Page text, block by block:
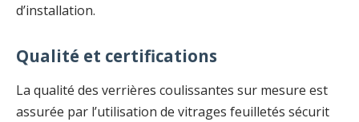
d’installation.
Qualité et certifications
La qualité des verrières coulissantes sur mesure est
assurée par l’utilisation de vitrages feuilletés sécurit